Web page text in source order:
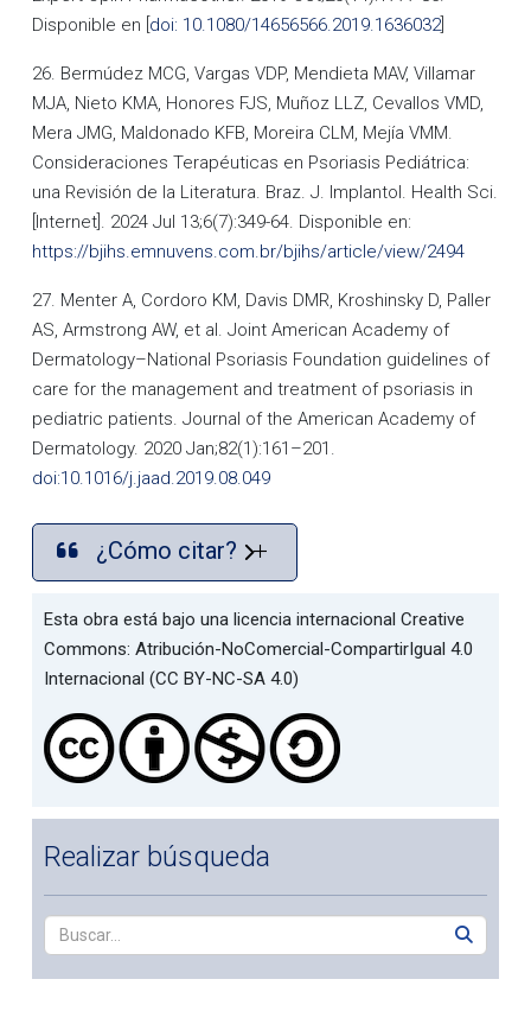
Disponible en [ doi: 10.1080/14656566.2019.1636032]
26. Bermúdez MCG, Vargas VDP, Mendieta MAV, Villamar
MJA, Nieto KMA, Honores FJS, Muñoz LLZ, Cevallos VMD,
Mera JMG, Maldonado KFB, Moreira CLM, Mejía VMM.
Consideraciones Terapéuticas en Psoriasis Pediátrica:
una Revisión de la Literatura. Braz. J. Implantol. Health Sci.
[Internet]. 2024 Jul 13;6(7):349-64. Disponible en:
https://bjihs.emnuvens.com.br/bjihs/article/view/2494
27. Menter A, Cordoro KM, Davis DMR, Kroshinsky D, Paller
AS, Armstrong AW, et al. Joint American Academy of
Dermatology–National Psoriasis Foundation guidelines of
care for the management and treatment of psoriasis in
pediatric patients. Journal of the American Academy of
Dermatology. 2020 Jan;82(1):161–201.
doi:10.1016/j.jaad.2019.08.049
¿Cómo citar?
Esta obra está bajo una licencia internacional Creative
Commons: Atribución-NoComercial-CompartirIgual 4.0
Internacional (CC BY-NC-SA 4.0)
Realizar búsqueda